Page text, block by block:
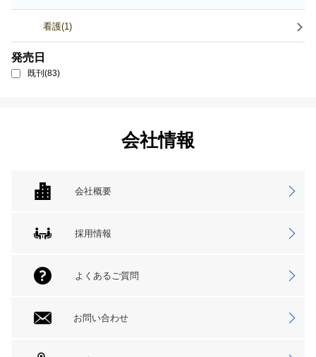
看護(1)
発売日
既刊(83)
会社情報
会社概要
採用情報
よくあるご質問
お問い合わせ